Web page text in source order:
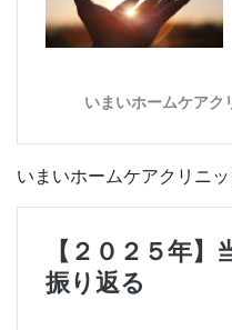
いまいホームケアクリニ